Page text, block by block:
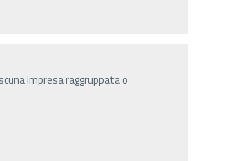
impresa raggruppata o